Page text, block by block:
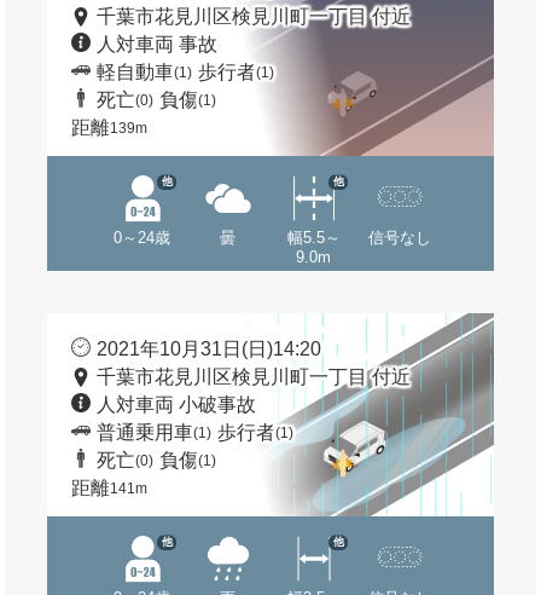
千葉市花見川区検見川町一丁目 付近
人対車両 事故
軽自動車(1) 歩行者(1)
死亡(0) 負傷(1)
距離139m
0～24歳
他
曇
幅5.5～
9.0m
他
信号なし
2021年10月31日(日)14:20
千葉市花見川区検見川町一丁目 付近
人対車両 小破事故
普通乗用車(1) 歩行者(1)
死亡(0) 負傷(1)
距離141m
他 他